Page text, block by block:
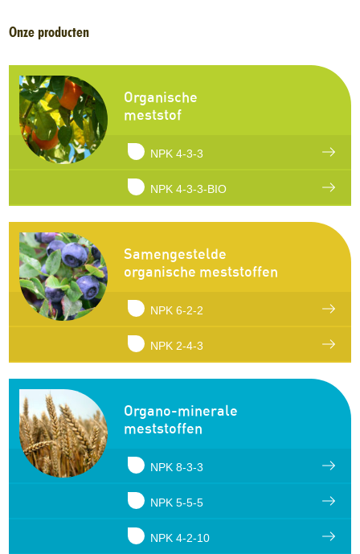
Onze producten
Organische
meststof
NPK 4-3-3
NPK 4-3-3-BIO
Samengestelde
organische meststoffen
NPK 6-2-2
NPK 2-4-3
Organo-minerale
meststoffen
NPK 8-3-3
NPK 5-5-5
NPK 4-2-10